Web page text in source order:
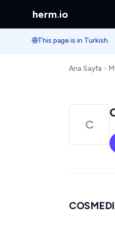
herm.io
🌐This page is in Turkish.
Ana Sayfa
C